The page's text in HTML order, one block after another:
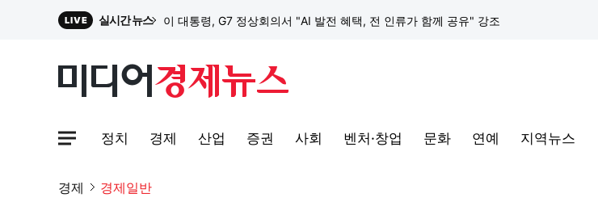
LIVE 실시간 뉴스 이 대통령, G7 정상회의서 "AI 발전 혜택, 전 인류가 함께 공유" 강조
원파디, 롯데백화점 잠실점에서 팝업스토어 오픈
대한전선, 1463억 ‘500kV HVDC 동해안-동서울’ 수주… 시장 확대 본격화
사이트맵메뉴 열기
정치 경제 산업 증권 사회 벤처·창업 문화 연예 지역뉴스
경제 경제일반